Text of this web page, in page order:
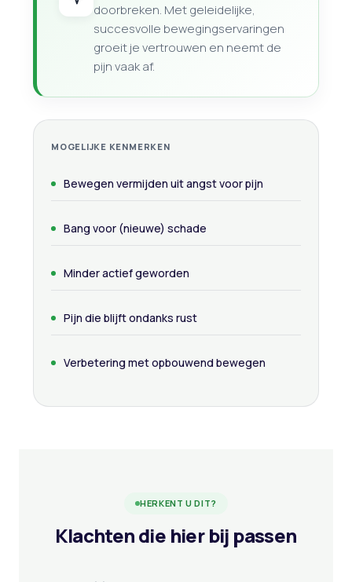
doorbreken. Met geleidelijke,
succesvolle bewegingservaringen
groeit je vertrouwen en neemt de
pijn vaak af.
MOGELIJKE KENMERKEN
Bewegen vermijden uit angst voor pijn
Bang voor (nieuwe) schade
Minder actief geworden
Pijn die blijft ondanks rust
Verbetering met opbouwend bewegen
HERKENT U DIT?
Klachten die hier bij passen